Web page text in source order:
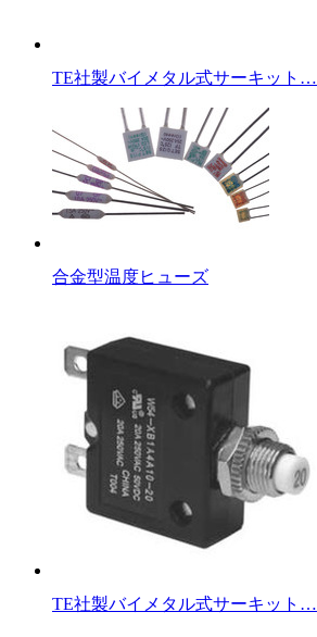
TE社製バイメタル式サーキット…
合金型温度ヒューズ
TE社製バイメタル式サーキット…